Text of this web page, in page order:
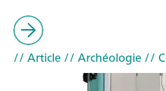
// Article// Archéologie//